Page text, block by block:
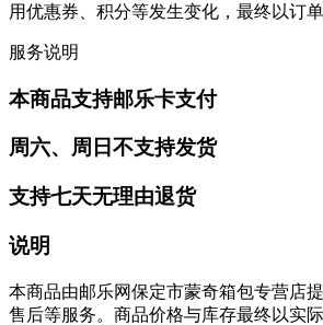
用优惠券、积分等发生变化，最终以订
服务说明
本商品支持邮乐卡支付
周六、周日不支持发货
支持七天无理由退货
说明
本商品由邮乐网保定市蒙奇箱包专营店
售后等服务。商品价格与库存最终以实